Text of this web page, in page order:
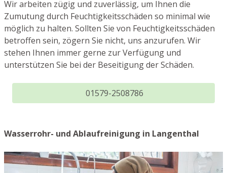
Wir arbeiten zügig und zuverlässig, um Ihnen die
Zumutung durch Feuchtigkeitsschäden so minimal wie
möglich zu halten. Sollten Sie von Feuchtigkeitsschäden
betroffen sein, zögern Sie nicht, uns anzurufen. Wir
stehen Ihnen immer gerne zur Verfügung und
unterstützen Sie bei der Beseitigung der Schäden.
01579-2508786
Wasserrohr- und Ablaufreinigung in Langenthal